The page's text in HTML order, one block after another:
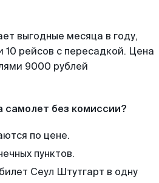
выгодные месяца в году,
рейсов с пересадкой. Цена
9000 рублей
самолет без комиссии?
по цене.
пунктов.
Сеул Штутгарт в одну